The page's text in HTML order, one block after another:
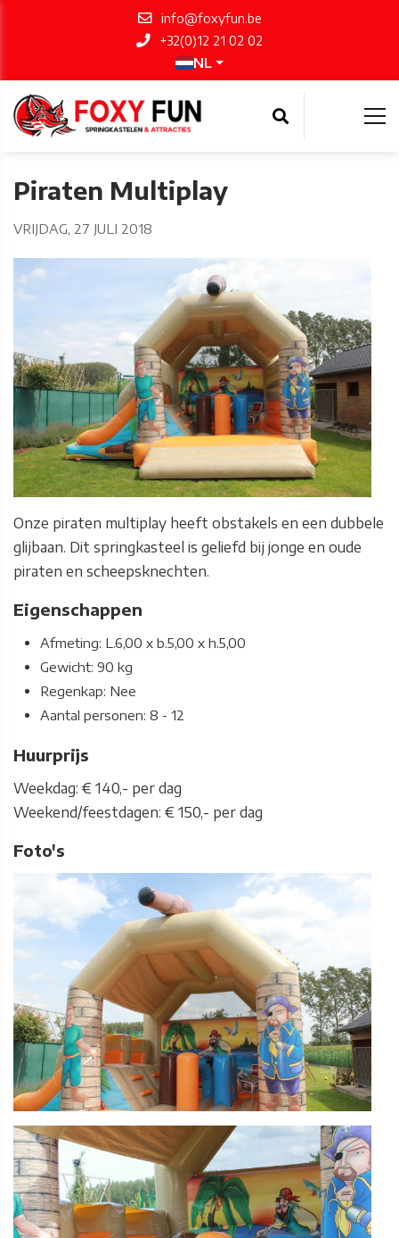
info@foxyfun.be
+32(0)12 21 02 02
NL
Piraten Multiplay
VRIJDAG, 27 JULI 2018
Onze piraten multiplay heeft obstakels en een dubbele
glijbaan. Dit springkasteel is geliefd bij jonge en oude
piraten en scheepsknechten.
Eigenschappen
Afmeting: L.6,00 x b.5,00 x h.5,00
Gewicht: 90 kg
Regenkap: Nee
Aantal personen: 8 - 12
Huurprijs
Weekdag: € 140,- per dag
Weekend/feestdagen: € 150,- per dag
Foto's